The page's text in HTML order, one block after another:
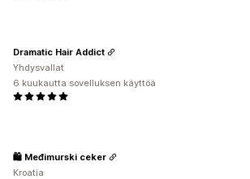
Dramatic Hair Addict
Yhdysvallat
6 kuukautta sovelluksen käyttöä
🛍️ Međimurski ceker
Kroatia